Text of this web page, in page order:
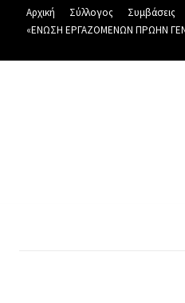
Αρχική Σύλλογος Συμβάσεις
«ΕΝΩΣΗ ΕΡΓΑΖΟΜΕΝΩΝ ΠΡΩΗΝ